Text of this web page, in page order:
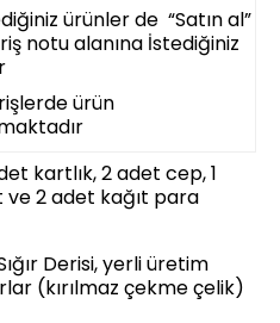
ürünler de “Satın al”
notu alanına İstediğiniz
ürün
kartlık, 2 adet cep, 1
2 adet kağıt para
Derisi, yerli üretim
(kırılmaz çekme çelik)